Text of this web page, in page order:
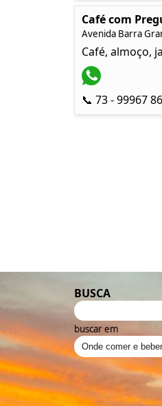
Café com
Avenida Barra
Café, almoço,
📞 73 - 99967
BUSCA
buscar em